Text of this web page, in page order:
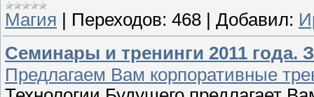
Магия
Переходов: 468 Добавил:
Семинары и тренинги 2011 года.
Предлагаем Вам корпоративные